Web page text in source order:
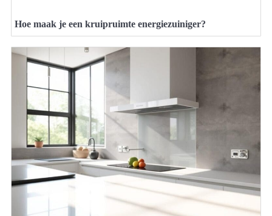
Hoe maak je een kruipruimte energiezuiniger?